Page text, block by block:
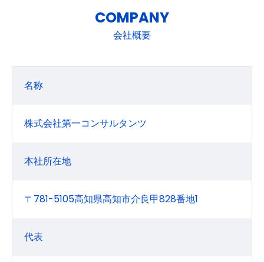
COMPANY
会社概要
名称
株式会社第一コンサルタンツ
本社所在地
〒781-5105高知県高知市介良甲828番地1
代表